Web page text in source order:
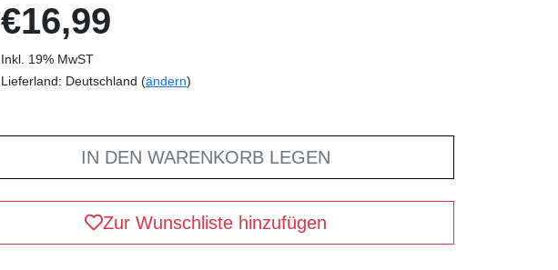
€16,99
Inkl. 19% MwST
Lieferland: Deutschland (ändern)
IN DEN WARENKORB LEGEN
Zur Wunschliste hinzufügen